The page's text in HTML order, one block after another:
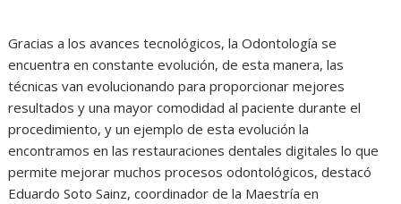
Gracias a los avances tecnológicos, la Odontología se
encuentra en constante evolución, de esta manera, las
técnicas van evolucionando para proporcionar mejores
resultados y una mayor comodidad al paciente durante el
procedimiento, y un ejemplo de esta evolución la
encontramos en las restauraciones dentales digitales lo que
permite mejorar muchos procesos odontológicos, destacó
Eduardo Soto Sainz, coordinador de la Maestría en